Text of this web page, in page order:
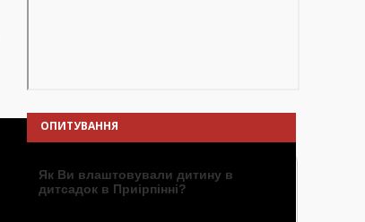
ОПИТУВАННЯ
Як Ви влаштовували дитину в
дитсадок в Приірпінні?